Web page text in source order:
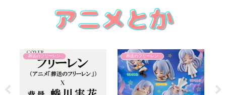
葬送のフリーレン 葬送のフリーレン